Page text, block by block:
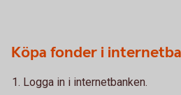
Köpa fonder i
Logga in i internetbanken.